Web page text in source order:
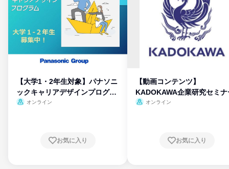
【大学1・2年生対象】パナソニ
ックキャリアデザインプログラ
ム
オンライン
お気に入り
【動画コンテンツ】
KADOKAWA企業研究セミナ
オンライン
お気に入り